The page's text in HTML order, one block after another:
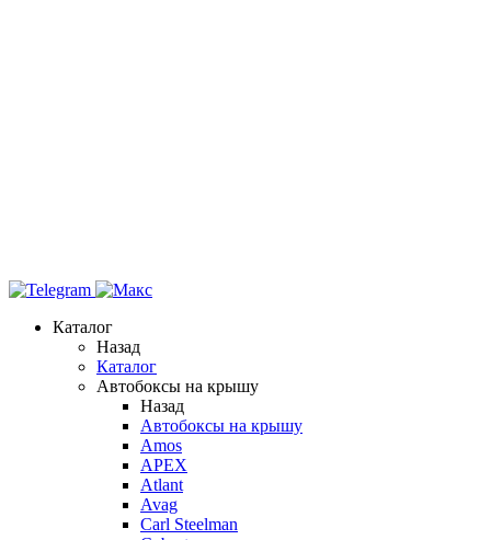
Каталог
Назад
Каталог
Автобоксы на крышу
Назад
Автобоксы на крышу
Amos
APEX
Atlant
Avag
Carl Steelman